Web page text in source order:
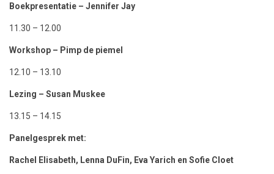
Boekpresentatie – Jennifer Jay
11.30 – 12.00
Workshop – Pimp de piemel
12.10 – 13.10
Lezing – Susan Muskee
13.15 – 14.15
Panelgesprek met:
Rachel Elisabeth, Lenna DuFin, Eva Yarich en Sofie Cloet